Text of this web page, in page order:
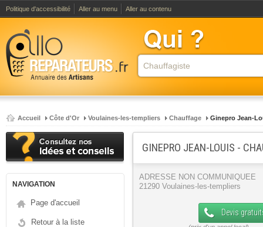
Politique d'accessibilité Aller au menu Aller au contenu
Accueil Côte d'Or Voulaines-les-templiers Chauffage Ginepro Jean-
NAVIGATION
Page d'accueil
Retour à la liste
GINEPRO JEAN-LOUIS -
ADRESSE NON COMMUNIQUEE
21290 Voulaines-les-templiers
Devis